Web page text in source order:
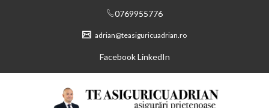
0769955776
adrian@teasiguricuadrian.ro
Facebook LinkedIn